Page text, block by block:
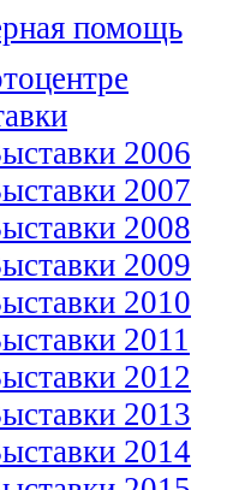
помощь
2006
2007
2008
2009
2010
2011
2012
2013
2014